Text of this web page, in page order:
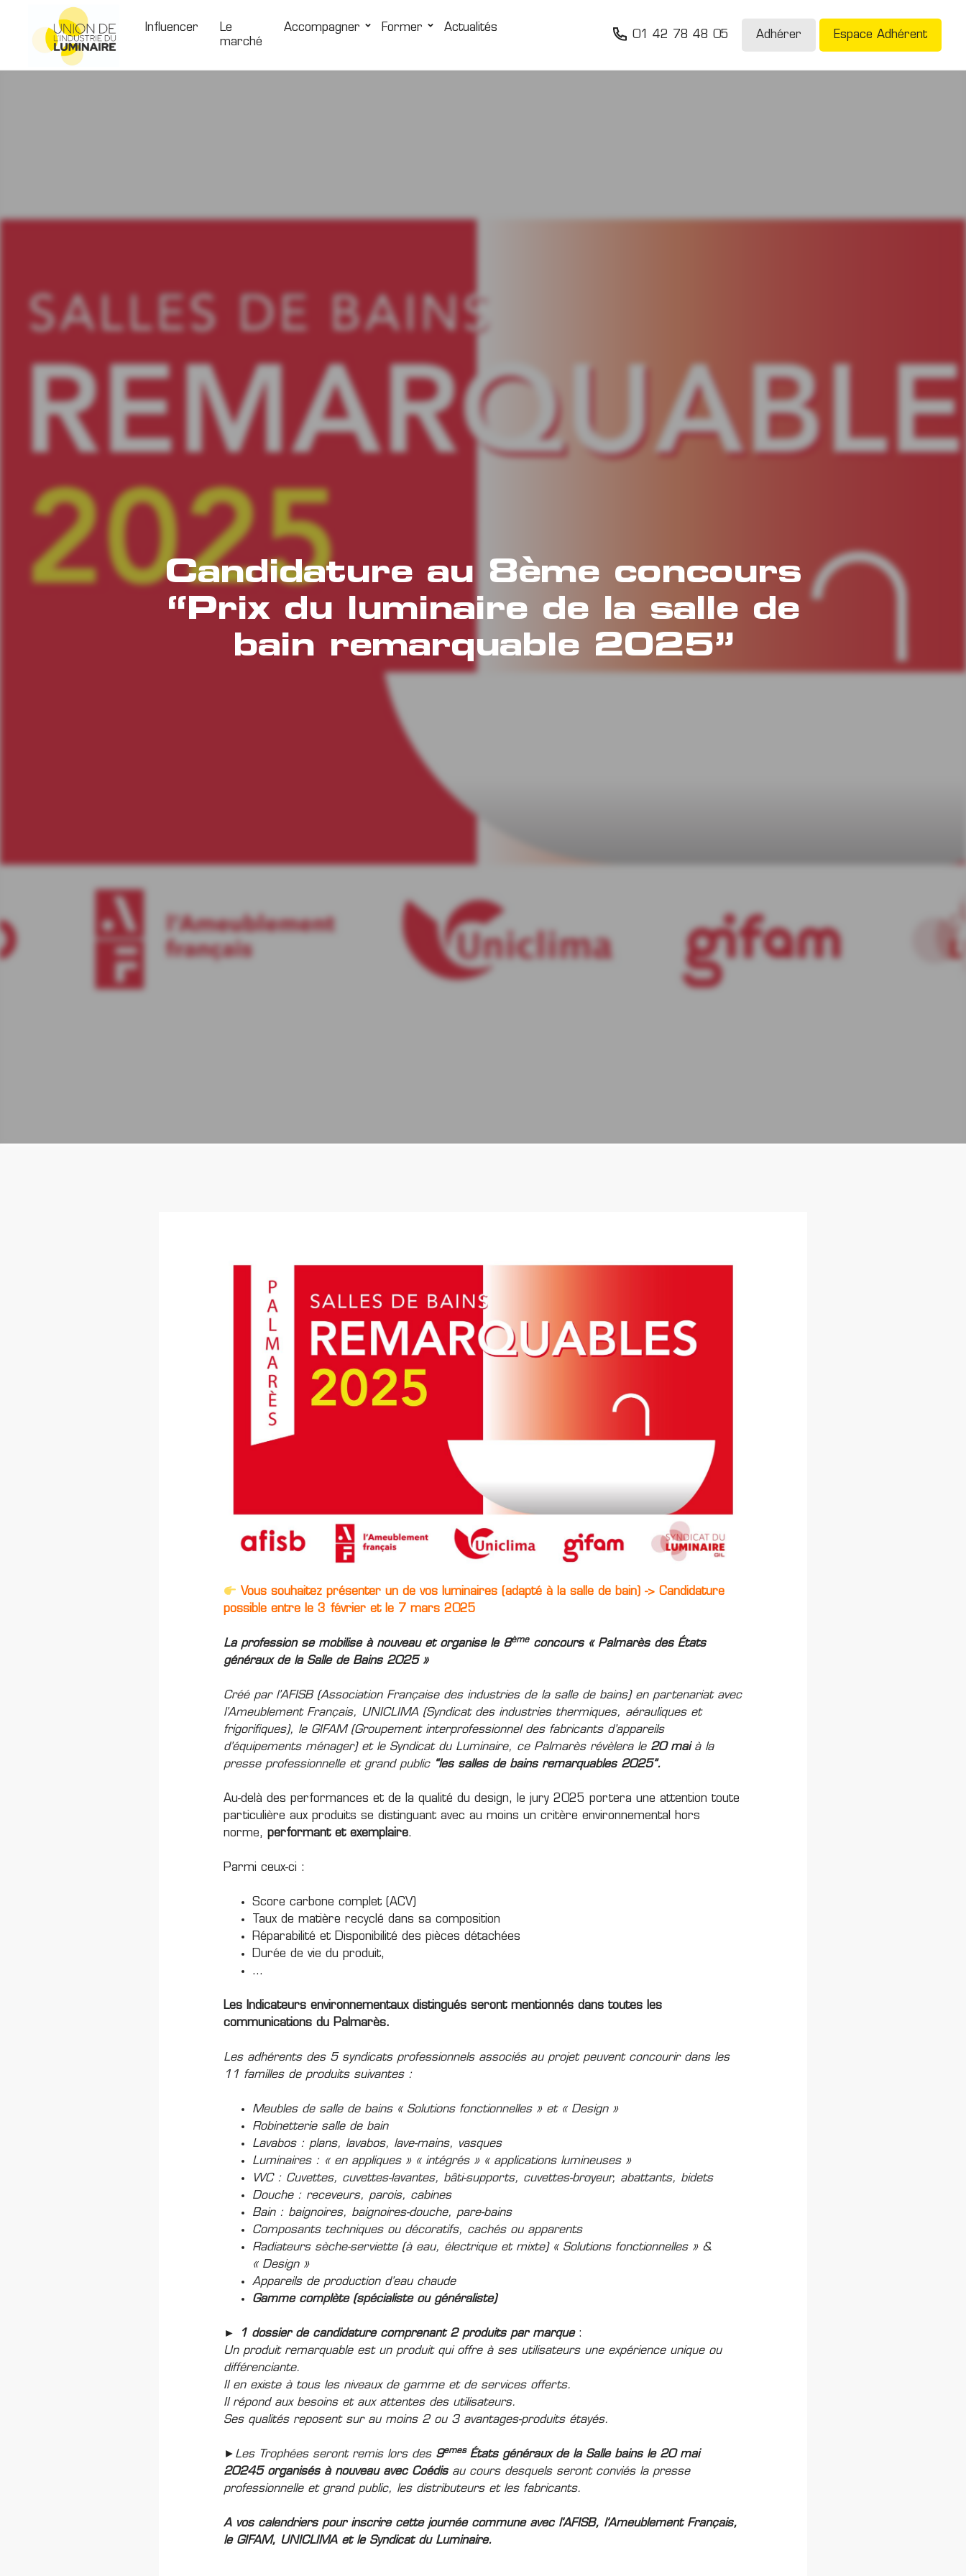
content
Influencer
Le
marché
Accompagner Former Actualités
01 42 78 48 05 Adhérer Espace Adhérent
Candidature au 8ème concours
“Prix du luminaire de la salle de
bain remarquable 2025”
Vous souhaitez présenter un de vos luminaires (adapté à la salle de bain) -> Candidature
possible entre le 3 février et le 7 mars 2025
La profession se mobilise à nouveau et organise le 8èmeconcours « Palmarès des États
généraux de la Salle de Bains 2025 »
Créé par l’AFISB(Association Française des industries de la salle de bains) en partenariat avec
l’Ameublement Français, UNICLIMA (Syndicat des industries thermiques, aérauliques et
frigorifiques), le GIFAM(Groupement interprofessionnel des fabricants d’appareils
d’équipements ménager) et le Syndicat du Luminaire, ce Palmarès révèlera le 20 maià la
presse professionnelle et grand public “les salles de bains remarquables 2025”.
Au-delà des performances et de la qualité du design, le jury 2025 portera une attention toute
particulière aux produits se distinguant avec au moins un critère environnemental hors
norme, performant et exemplaire.
Parmi ceux-ci :
Score carbone complet (ACV)
Taux de matière recyclé dans sa composition
Réparabilité et Disponibilité des pièces détachées
Durée de vie du produit,
…
Les Indicateurs environnementaux distingués seront mentionnés dans toutes les
communications du Palmarès.
Les adhérents des 5 syndicats professionnels associés au projet peuvent concourir dans les
11 familles de produits suivantes :
Meubles de salle de bains « Solutions fonctionnelles » et « Design »
Robinetterie salle de bain
Lavabos : plans, lavabos, lave-mains, vasques
Luminaires : « en appliques » « intégrés » « applications lumineuses »
WC : Cuvettes, cuvettes-lavantes, bâti-supports, cuvettes-broyeur, abattants, bidets
Douche : receveurs, parois, cabines
Bain : baignoires, baignoires-douche, pare-bains
Composants techniques ou décoratifs, cachés ou apparents
Radiateurs sèche-serviette (à eau, électrique et mixte) « Solutions fonctionnelles » &
« Design »
Appareils de production d’eau chaude
Gamme complète (spécialiste ou généraliste)
► 1 dossier de candidature comprenant 2 produits par marque :
Un produit remarquable est un produit qui offre à ses utilisateurs une expérience unique ou
différenciante.
Il en existe à tous les niveaux de gamme et de services offerts.
Il répond aux besoins et aux attentes des utilisateurs.
Ses qualités reposent sur au moins 2 ou 3 avantages-produits étayés.
►Les Trophées seront remis lors des 9emesÉtats généraux de la Salle bains le 20 mai
20245 organisés à nouveau avecCoédisau cours desquels seront conviés la presse
professionnelle et grand public, les distributeurs et les fabricants.
A vos calendriers pour inscrire cette journée commune avec l’AFISB, l’Ameublement Français,
le GIFAM, UNICLIMA et le Syndicat du Luminaire.